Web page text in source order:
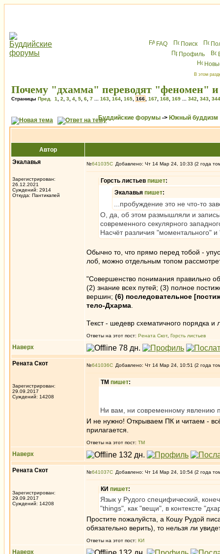
FAQ Поиск
Профиль
В этом
Почему "дхамма" переводят "феномен" и
Страницы Пред. 1 2 3 4 5 6 7 163 164 165 166 167 168 169 342 343 344
Буддийские форумы -> Южный буддизм
Автор
Экалавья
Зарегистрирован:
26.12.2021
Суждений: 2914
Откуда: Пантикапей
№641035 Добавлено: Чт 14 Мар 24, 10:33 (2 года
Горсть листьев пишет:
Экалавья пишет:
...пробуждение это не что-то
О, да, об этом размышляли и
современного секулярного
Насчёт различия "моментального"
Обычно то, что прямо перед тобой -
лоб, можно отдельным топом
"Совершенство понимания правильно
(2) знание всех путей; (3) полное
вершин; (6) последовательное
тело-Дхарма
Текст - шедевр схематичного порядка и
Ответы на этот пост: Рената Скот, Горсть листьев
Наверх
Рената Скот
Зарегистрирован:
29.09.2017
Суждений: 14208
№641036 Добавлено: Чт 14 Мар 24, 10:51 (2 года
ТМ пишет:
Ни вам, ни современному явлению
И не нужно! Открываем ПК и читаем -
прилагается.
Ответы на этот пост: ТМ
Наверх
Рената Скот
Зарегистрирован:
29.09.2017
Суждений: 14208
№641037 Добавлено: Чт 14 Мар 24, 10:54 (2 года
КИ пишет:
Язык у Рудого специфический,
"things", как "вещи", в контексте
Простите пожалуйста, а Кошу Рудой
обязательно верить), то нельзя ли
Ответы на этот пост: КИ
Наверх